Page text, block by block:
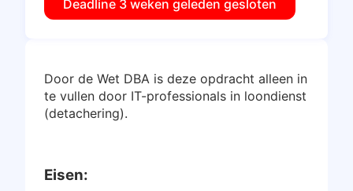
Inloggen
Deadline 3 weken geleden gesloten
Door de Wet DBA is deze opdracht alleen in
te vullen door IT-professionals in loondienst
(detachering).
Eisen: